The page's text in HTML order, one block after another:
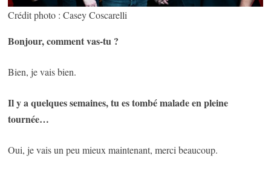
Crédit photo : Casey Coscarelli
Bonjour, comment vas-tu ?
Bien, je vais bien.
Il y a quelques semaines, tu es tombé malade en pleine
tournée…
Oui, je vais un peu mieux maintenant, merci beaucoup.